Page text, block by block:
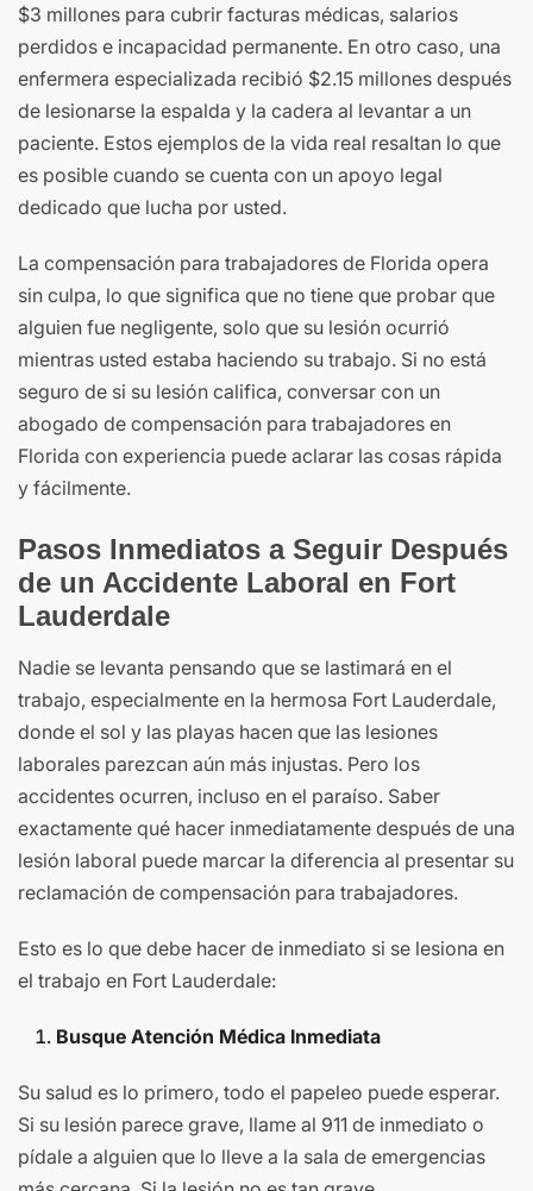
$3 millones para cubrir facturas médicas, salarios
perdidos e incapacidad permanente. En otro caso, una
enfermera especializada recibió $2.15 millones después
de lesionarse la espalda y la cadera al levantar a un
paciente. Estos ejemplos de la vida real resaltan lo que
es posible cuando se cuenta con un apoyo legal
dedicado que lucha por usted.
La compensación para trabajadores de Florida opera
sin culpa, lo que significa que no tiene que probar que
alguien fue negligente, solo que su lesión ocurrió
mientras usted estaba haciendo su trabajo. Si no está
seguro de si su lesión califica, conversar con un
abogado de compensación para trabajadores en
Florida con experiencia puede aclarar las cosas rápida
y fácilmente.
Pasos Inmediatos a Seguir Después
de un Accidente Laboral en Fort
Lauderdale
Nadie se levanta pensando que se lastimará en el
trabajo, especialmente en la hermosa Fort Lauderdale,
donde el sol y las playas hacen que las lesiones
laborales parezcan aún más injustas. Pero los
accidentes ocurren, incluso en el paraíso. Saber
exactamente qué hacer inmediatamente después de una
lesión laboral puede marcar la diferencia al presentar su
reclamación de compensación para trabajadores.
Esto es lo que debe hacer de inmediato si se lesiona en
el trabajo en Fort Lauderdale:
Busque Atención Médica Inmediata
Su salud es lo primero, todo el papeleo puede esperar.
Si su lesión parece grave, llame al 911 de inmediato o
pídale a alguien que lo lleve a la sala de emergencias